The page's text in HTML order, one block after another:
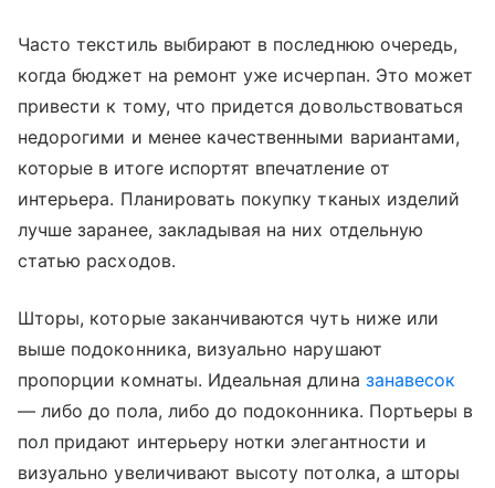
Часто текстиль выбирают в последнюю очередь,
когда бюджет на ремонт уже исчерпан. Это может
привести к тому, что придется довольствоваться
недорогими и менее качественными вариантами,
которые в итоге испортят впечатление от
интерьера. Планировать покупку тканых изделий
лучше заранее, закладывая на них отдельную
статью расходов.
Шторы, которые заканчиваются чуть ниже или
выше подоконника, визуально нарушают
пропорции комнаты. Идеальная длина занавесок
— либо до пола, либо до подоконника. Портьеры в
пол придают интерьеру нотки элегантности и
визуально увеличивают высоту потолка, а шторы